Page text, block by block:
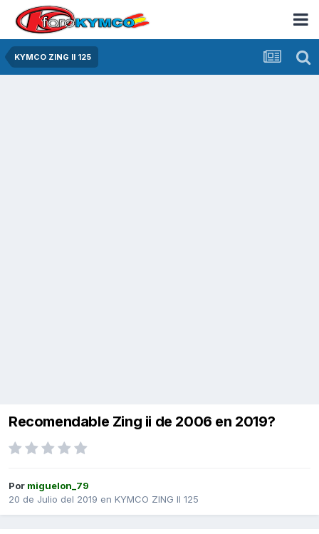
KYMCO ZING II 125
Recomendable Zing ii de 2006 en 2019?
Por miguelon_79
20 de Julio del 2019 en KYMCO ZING II 125